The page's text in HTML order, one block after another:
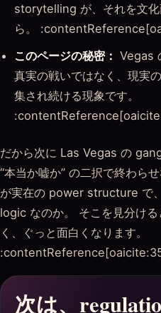
storytelling が、それを文
ら。
このページの秘密： Vegas
真実の戦いではなく、現実
集され続ける現象です。
だから次に Las Vegas の
“本当か嘘か” の二択で終わら
が実在の power structure で
logic なのか。 そこを見分け
く、ぐっと面白くなります。
次は、